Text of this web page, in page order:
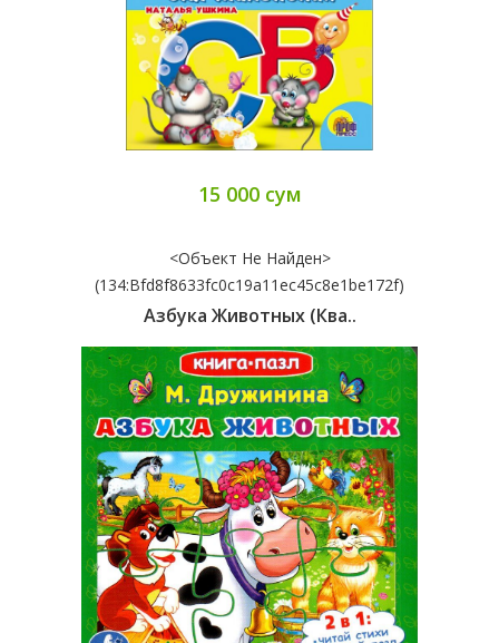
15 000 сум
<Объект Не Найден>
(134:bfd8f8633fc0c19a11ec45c8e1be172f)
Азбука Животных (Ква..